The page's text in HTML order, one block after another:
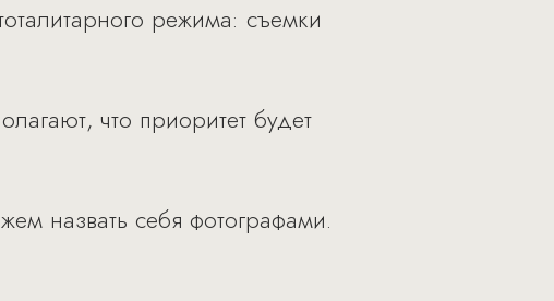
режима: съемки
что приоритет будет
назвать себя фотографами.